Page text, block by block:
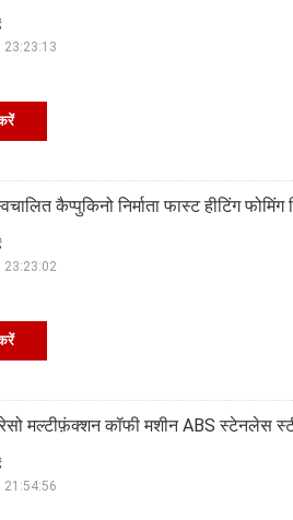
23:23:13
कैप्पुकिनो निर्माता फास्ट हीटिंग
23:23:02
मल्टीफ़ंक्शन कॉफी मशीन ABS स्टेनलेस
21:54:56